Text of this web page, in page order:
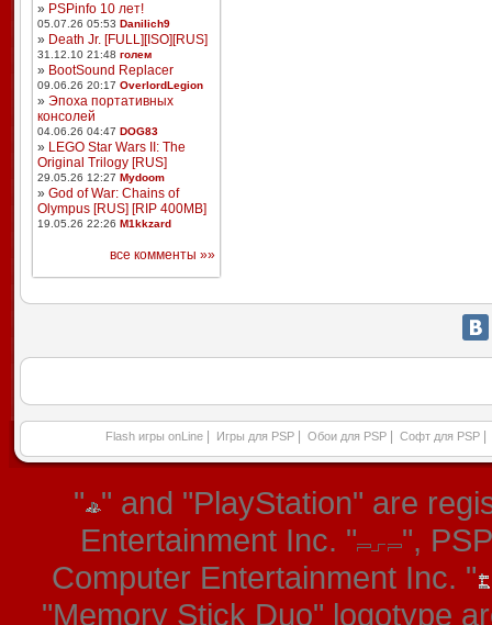
» PSPinfo 10 лет!
05.07.26 05:53 Danilich9
» Death Jr. [FULL][ISO][RUS]
31.12.10 21:48 голем
» BootSound Replacer
09.06.26 20:17 OverlordLegion
» Эпоха портативных
консолей
04.06.26 04:47 DOG83
» LEGO Star Wars II: The
Original Trilogy [RUS]
29.05.26 12:27 Mydoom
» God of War: Chains of
Olympus [RUS] [RIP 400MB]
19.05.26 22:26 M1kkzard
все комменты »»
Flash игры onLine Игры для PSP Обои для PSP Софт для PSP
" " and "PlayStation" are
Entertainment Inc. "
",
Computer Entertainment Inc. "
"Memory Stick Duo" logotype